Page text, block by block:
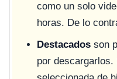
como un solo
horas. De lo
Destacadosson
por descargarlos.